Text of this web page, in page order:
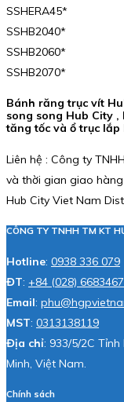
SSHERA45*
SSHB2040*
SSHB2060*
SSHB2070*
Bánh răng trục vít
song song Hub City
tăng tốc và ổ trục lắp
Liên hệ : Công ty
và thời gian giao
Hub City Viet Nam
CÔNG TY TNHH TM KT
Hotline: 0938 336 079
ĐT: +84 (028)
Email:
MST: 0313138119
Địa chỉ: 933/5/2C
Minh, Việt Nam.
Chính sách